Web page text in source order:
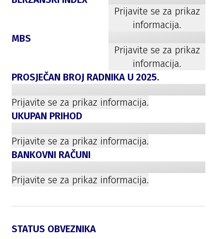
Prijavite se za prikaz
informacija.
MBS
Prijavite se za prikaz
informacija.
PROSJEČAN BROJ RADNIKA U 2025.
Prijavite se za prikaz informacija.
UKUPAN PRIHOD
Prijavite se za prikaz informacija.
BANKOVNI RAČUNI
Prijavite se za prikaz informacija.
STATUS OBVEZNIKA